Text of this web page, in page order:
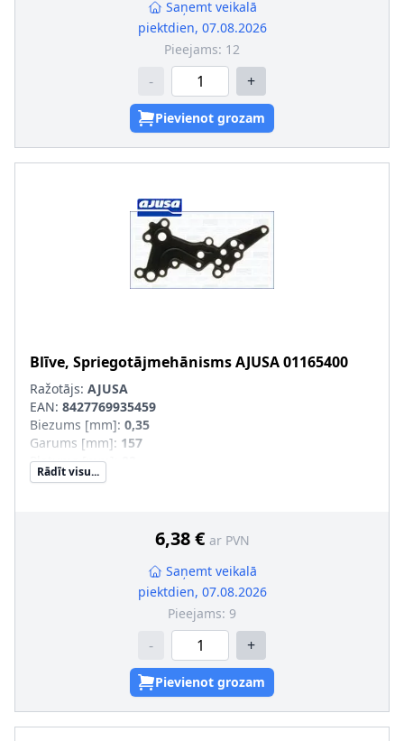
Saņemt veikalā
piektdien, 07.08.2026
Pieejams: 12
- +
Pievienot grozam
Blīve, SpriegotājmehānismsAJUSA01165400
Ražotājs: AJUSA
EAN: 8427769935459
Biezums [mm]: 0,35
Garums [mm]: 157
Platums [mm]
Rādīt visu...
6,38 € ar PVN
Saņemt veikalā
piektdien, 07.08.2026
Pieejams: 9
- +
Pievienot grozam